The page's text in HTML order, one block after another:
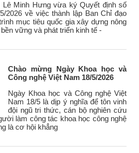
Lê Minh Hưng vừa ký Quyết định số
2026 về việc thành lập Ban Chỉ đạo
mục tiêu quốc gia xây dựng nông
vững và phát triển kinh tế -
Chào mừng Ngày Khoa học và
Công nghệ Việt Nam 18/5/2026
Ngày Khoa học và Công nghệ Việt
Nam 18/5 là dịp ý nghĩa để tôn vinh
đội ngũ tri thức, cán bộ nghiên cứu
làm công tác khoa học công nghệ
là cơ hội khẳng